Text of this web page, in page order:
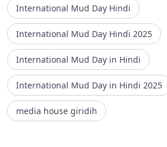
International Mud Day Hindi
International Mud Day Hindi 2025
International Mud Day in Hindi
International Mud Day in Hindi 2025
media house giridih